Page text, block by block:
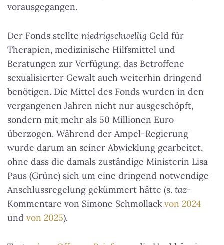
vorausgegangen.
Der Fonds stellte niedrigschwellig Geld für
Therapien, medizinische Hilfsmittel und
Beratungen zur Verfügung, das Betroffene
sexualisierter Gewalt auch weiterhin dringend
benötigen. Die Mittel des Fonds wurden in den
vergangenen Jahren nicht nur ausgeschöpft,
sondern mit mehr als 50 Millionen Euro
überzogen. Während der Ampel-Regierung
wurde darum an seiner Abwicklung gearbeitet,
ohne dass die damals zuständige Ministerin Lisa
Paus (Grüne) sich um eine dringend notwendige
Anschlussregelung gekümmert hätte (s. taz-
Kommentare von Simone Schmollackvon 2024
und von 2025).